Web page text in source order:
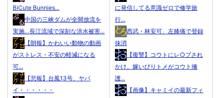
BiCute Bunnies...
中国の三峡ダムが全開放流を
実施…長江流域で深刻な洪水被害...
【朗報】かわいい動物の動画
がストレス・不安の軽減になる
可...
【悲報】台風13号、ヤバ
イ・・・・・・
に発信してる意識ゼロで修学旅
行...
西武・林安可、左膝痛で登録
抹消
【復讐】コウトにレ○プされ
かけ、嫁いびりトメがコウト擁
護...
【画像】キャミイの最新フィ